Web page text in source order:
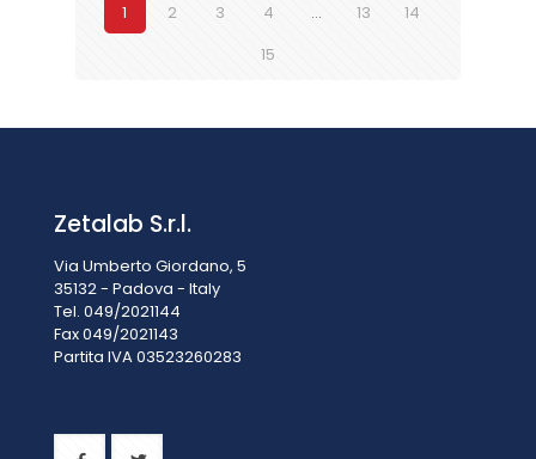
1 2 3 4 … 13
14
15
Zetalab S.r.l.
Via Umberto Giordano, 5
35132 - Padova - Italy
Tel. 049/2021144
Fax 049/2021143
Partita IVA 03523260283